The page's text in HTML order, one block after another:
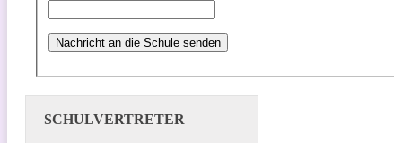
SCHULVERTRETER